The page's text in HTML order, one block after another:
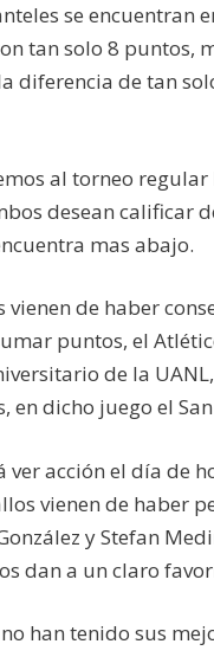
se encuentran
tan solo 8 puntos,
diferencia de tan
al torneo
desean calificar
mas abajo.
vienen de haber
puntos, el
de la
en dicho juego el
ver acción el día de
vienen de haber
y Stefan
dan a un claro
han tenido sus